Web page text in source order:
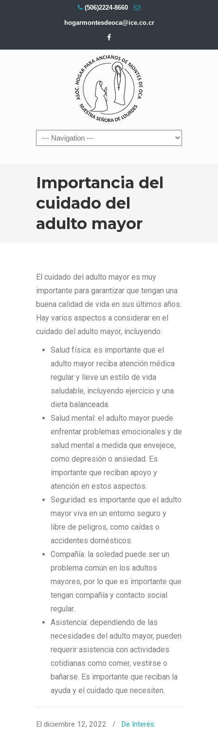
(506)2224-8660
hogarmontesdeoca@ice.co.cr
Navigation
Importancia del
cuidado del
adulto mayor
El cuidado del adulto mayor es muy
importante para garantizar que tengan una
buena calidad de vida en sus últimos años.
Hay varios aspectos a considerar en el
cuidado del adulto mayor, incluyendo:
Salud física: es importante que el
adulto mayor reciba atención médica
regular y lleve un estilo de vida
saludable, incluyendo ejercicio y una
dieta balanceada.
Salud mental: el adulto mayor puede
enfrentar problemas emocionales y de
salud mental a medida que envejece,
como depresión o ansiedad. Es
importante que reciban apoyo y
atención en estos aspectos.
Seguridad: es importante que el adulto
mayor viva en un entorno seguro y
libre de peligros, como caídas o
accidentes domésticos.
Compañía: la soledad puede ser un
problema común en los adultos
mayores, por lo que es importante que
tengan compañía y contacto social
regular.
Asistencia: dependiendo de las
necesidades del adulto mayor, pueden
requerir asistencia con actividades
cotidianas como comer, vestirse o
bañarse. Es importante que reciban la
ayuda y el cuidado que necesiten.
El diciembre 12, 2022 /
De Interés